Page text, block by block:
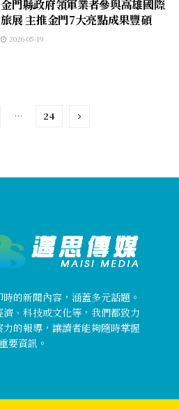
金門縣政府領軍業者參與高雄國際
旅展 主推金門7大亮點成果豐碩
2026-05-19
… 24
的新聞內容，涵蓋多元話題。
、科技或文化等，我們都致力
的報導，讓讀者能夠隨時掌握
重要資訊。